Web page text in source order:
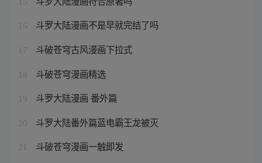
16 斗罗大陆漫画不是早就完结了吗
17 斗破苍穹古风漫画下拉式
18 斗破苍穹漫画精选
19 斗罗大陆漫画 番外篇
20 斗罗大陆番外篇蓝电霸王龙被灭
21 斗破苍穹漫画一触即发